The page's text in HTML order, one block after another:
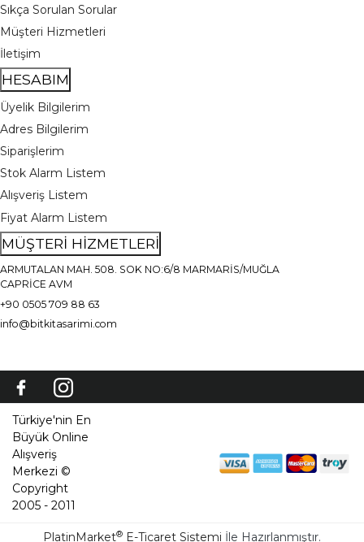
Sıkça Sorulan Sorular
Müşteri Hizmetleri
İletişim
HESABIM
Üyelik Bilgilerim
Adres Bilgilerim
Siparişlerim
Stok Alarm Listem
Alışveriş Listem
Fiyat Alarm Listem
MÜŞTERİ HİZMETLERİ
ARMUTALAN MAH. 508. SOK NO:6/8 MARMARİS/MUĞLA
CAPRİCE AVM
+90 0505 709 88 63
info@bitkitasarimi.com
Türkiye'nin En
Büyük Online
Alışveriş
Merkezi ©
Copyright
2005 - 2011
PlatinMarket® E-Ticaret Sistemi İle Hazırlanmıştır.